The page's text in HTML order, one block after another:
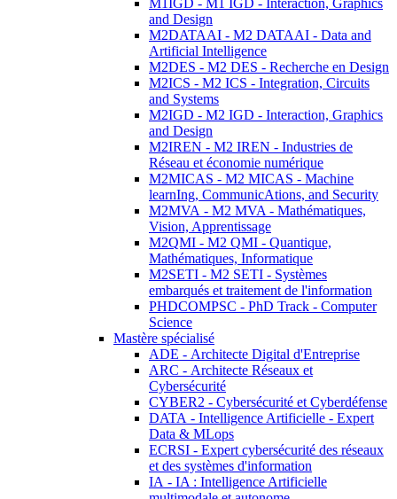
M1IGD - M1 IGD - Interaction, Graphics
and Design
M2DATAAI - M2 DATAAI - Data and
Artificial Intelligence
M2DES - M2 DES - Recherche en Design
M2ICS - M2 ICS - Integration, Circuits
and Systems
M2IGD - M2 IGD - Interaction, Graphics
and Design
M2IREN - M2 IREN - Industries de
Réseau et économie numérique
M2MICAS - M2 MICAS - Machine
learnIng, CommunicAtions, and Security
M2MVA - M2 MVA - Mathématiques,
Vision, Apprentissage
M2QMI - M2 QMI - Quantique,
Mathématiques, Informatique
M2SETI - M2 SETI - Systèmes
embarqués et traitement de l'information
PHDCOMPSC - PhD Track - Computer
Science
Mastère spécialisé
ADE - Architecte Digital d'Entreprise
ARC - Architecte Réseaux et
Cybersécurité
CYBER2 - Cybersécurité et Cyberdéfense
DATA - Intelligence Artificielle - Expert
Data & MLops
ECRSI - Expert cybersécurité des réseaux
et des systèmes d'information
IA - IA : Intelligence Artificielle